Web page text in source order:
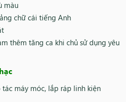
màu
chữ cái tiếng Anh
thêm tăng ca khi chủ sử dụng yêu
tác máy móc, lắp ráp linh kiện